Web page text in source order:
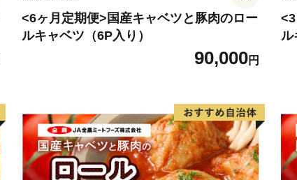
<6ヶ月定期便>国産キャベツと豚肉のロー
ルキャベツ（6P入り）
90,000円
ル